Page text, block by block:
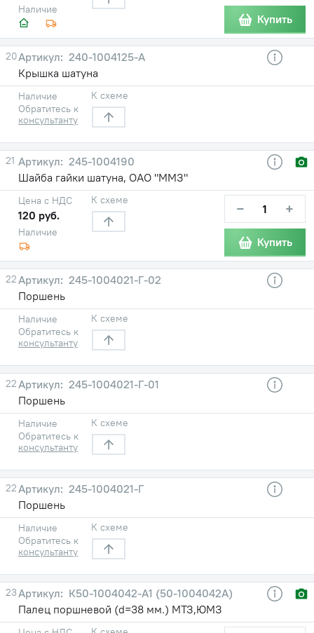
Наличие
Купить
20
240-1004125-А
Крышка шатуна
Наличие
Обратитесь к
консультанту
К схеме
21
245-1004190
Шайба гайки шатуна, ОАО "ММЗ"
Наличие
Цена с НДС
120 руб.
К схеме − +
Купить
22
245-1004021-Г-02
Поршень
Наличие
Обратитесь к
консультанту
К схеме
22
245-1004021-Г-01
Поршень
Наличие
Обратитесь к
консультанту
К схеме
22
245-1004021-Г
Поршень
Наличие
Обратитесь к
консультанту
К схеме
23
К50-1004042-А1 (50-1004042А)
Палец поршневой (d=38 мм.) МТЗ,ЮМЗ